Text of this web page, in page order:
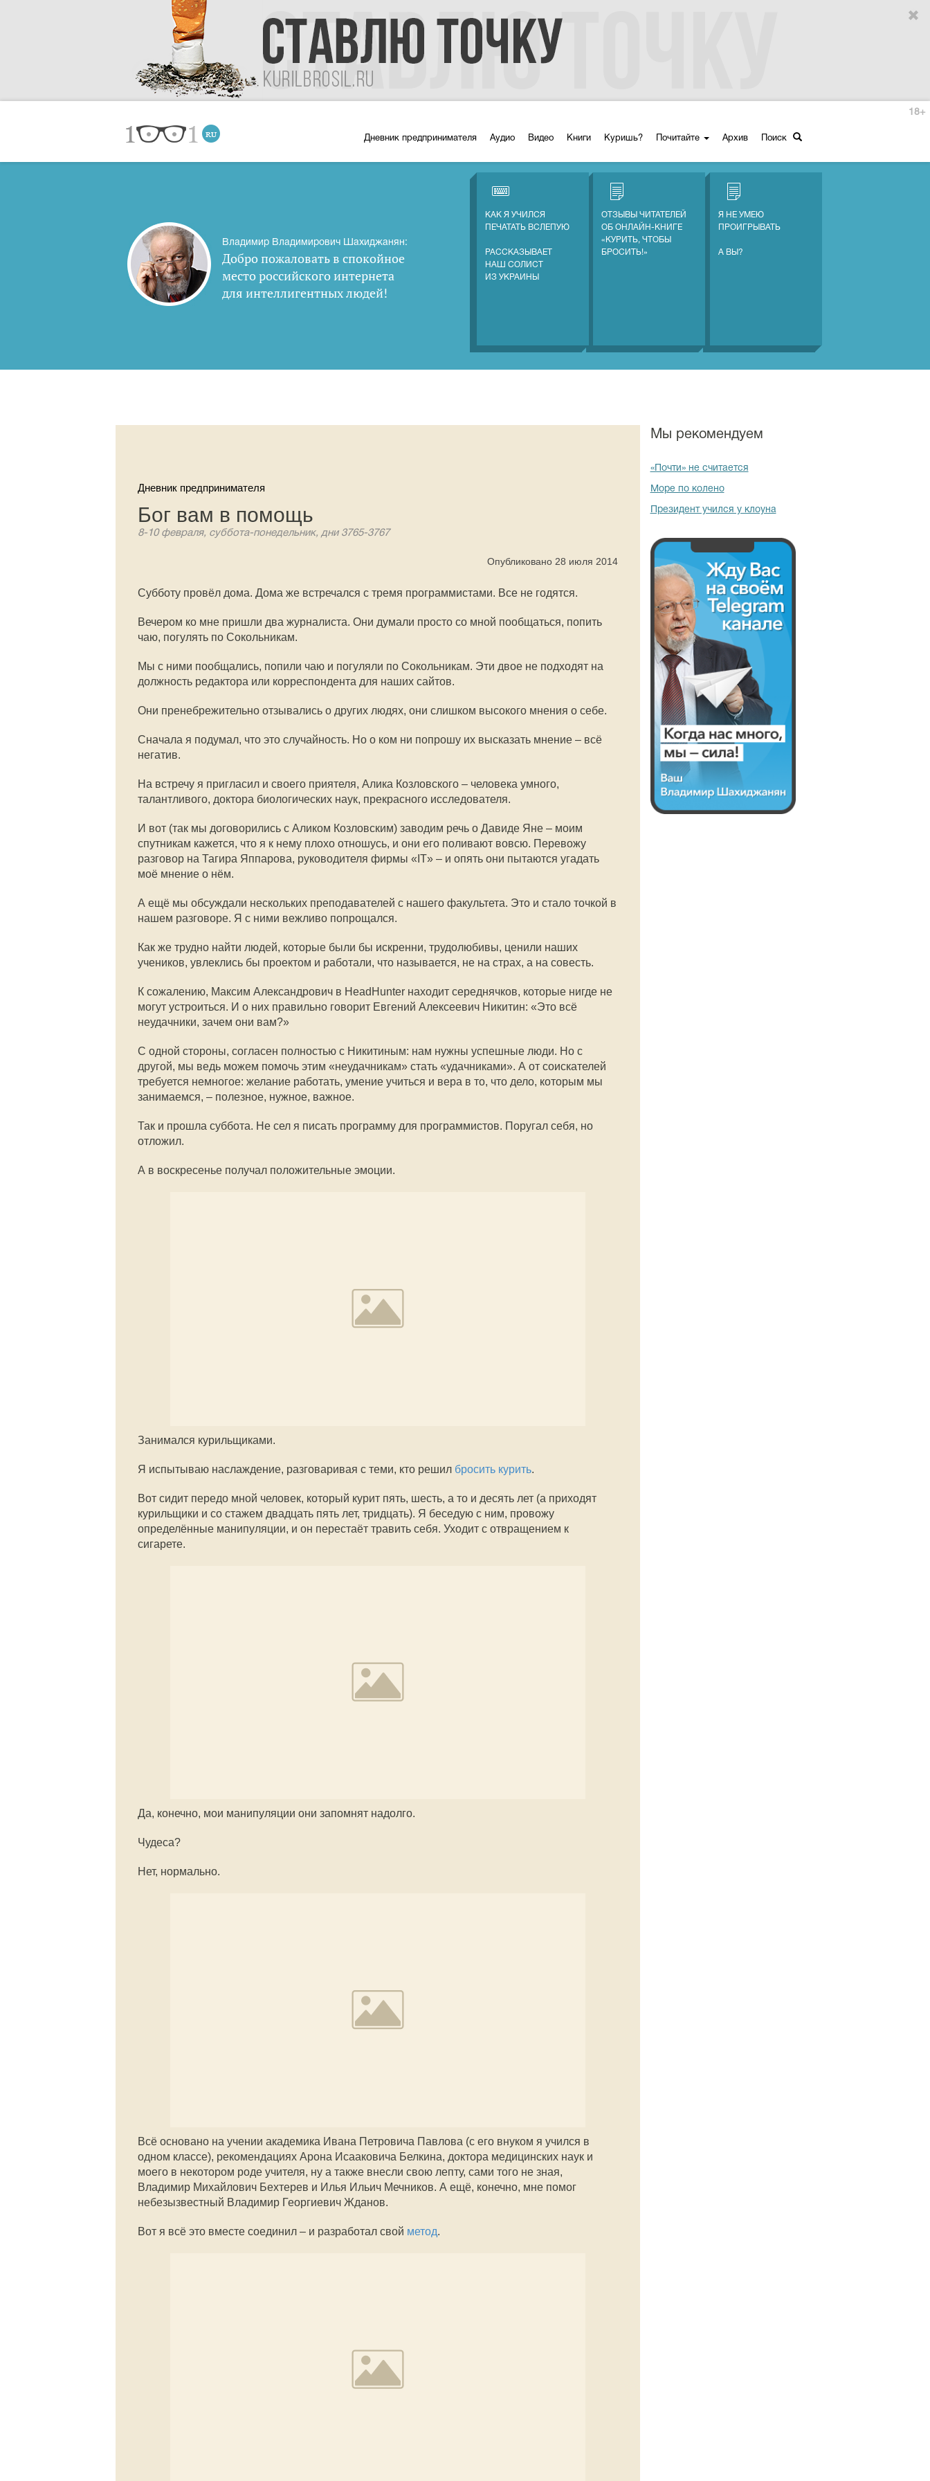
Дневник предпринимателя Аудио Видео Книги Куришь? Почитайте Архив Поиск
18+
Владимир Владимирович Шахиджанян:
Добро пожаловать в спокойное
место российского интернета
для интеллигентных людей!
КАК Я УЧИЛСЯ
ПЕЧАТАТЬ ВСЛЕПУЮ
РАССКАЗЫВАЕТ
НАШ СОЛИСТ
ИЗ УКРАИНЫ
ОТЗЫВЫ ЧИТАТЕЛЕЙ
ОБ ОНЛАЙН-КНИГЕ
«КУРИТЬ, ЧТОБЫ
БРОСИТЬ!»
Я НЕ УМЕЮ
ПРОИГРЫВАТЬ
А ВЫ?
Дневник предпринимателя
Бог вам в помощь
8-10 февраля, суббота-понедельник, дни 3765-3767
Опубликовано 28 июля 2014
Субботу провёл дома. Дома же встречался с тремя программистами. Все не годятся.
Вечером ко мне пришли два журналиста. Они думали просто со мной пообщаться, попить
чаю, погулять по Сокольникам.
Мы с ними пообщались, попили чаю и погуляли по Сокольникам. Эти двое не подходят на
должность редактора или корреспондента для наших сайтов.
Они пренебрежительно отзывались о других людях, они слишком высокого мнения о себе.
Сначала я подумал, что это случайность. Но о ком ни попрошу их высказать мнение – всё
негатив.
На встречу я пригласил и своего приятеля, Алика Козловского – человека умного,
талантливого, доктора биологических наук, прекрасного исследователя.
И вот (так мы договорились с Аликом Козловским) заводим речь о Давиде Яне – моим
спутникам кажется, что я к нему плохо отношусь, и они его поливают вовсю. Перевожу
разговор на Тагира Яппарова, руководителя фирмы «IT» – и опять они пытаются угадать
моё мнение о нём.
А ещё мы обсуждали нескольких преподавателей с нашего факультета. Это и стало точкой в
нашем разговоре. Я с ними вежливо попрощался.
Как же трудно найти людей, которые были бы искренни, трудолюбивы, ценили наших
учеников, увлеклись бы проектом и работали, что называется, не на страх, а на совесть.
К сожалению, Максим Александрович в HeadHunter находит середнячков, которые нигде не
могут устроиться. И о них правильно говорит Евгений Алексеевич Никитин: «Это всё
неудачники, зачем они вам?»
С одной стороны, согласен полностью с Никитиным: нам нужны успешные люди. Но с
другой, мы ведь можем помочь этим «неудачникам» стать «удачниками». А от соискателей
требуется немногое: желание работать, умение учиться и вера в то, что дело, которым мы
занимаемся, – полезное, нужное, важное.
Так и прошла суббота. Не сел я писать программу для программистов. Поругал себя, но
отложил.
А в воскресенье получал положительные эмоции.
Занимался курильщиками.
Я испытываю наслаждение, разговаривая с теми, кто решил бросить курить.
Вот сидит передо мной человек, который курит пять, шесть, а то и десять лет (а приходят
курильщики и со стажем двадцать пять лет, тридцать). Я беседую с ним, провожу
определённые манипуляции, и он перестаёт травить себя. Уходит с отвращением к
сигарете.
Да, конечно, мои манипуляции они запомнят надолго.
Чудеса?
Нет, нормально.
Всё основано на учении академика Ивана Петровича Павлова (с его внуком я учился в
одном классе), рекомендациях Арона Исааковича Белкина, доктора медицинских наук и
моего в некотором роде учителя, ну а также внесли свою лепту, сами того не зная,
Владимир Михайлович Бехтерев и Илья Ильич Мечников. А ещё, конечно, мне помог
небезызвестный Владимир Георгиевич Жданов.
Вот я всё это вместе соединил – и разработал свой метод.
Мы рекомендуем
«Почти» не считается
Море по колено
Президент учился у клоуна